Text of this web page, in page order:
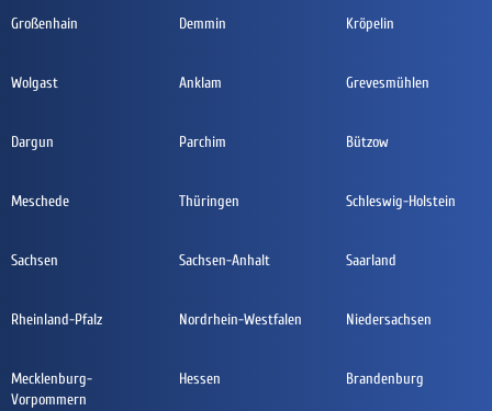
Großenhain Demmin Kröpelin
Wolgast Anklam Grevesmühlen
Dargun Parchim Bützow
Meschede Thüringen Schleswig-Holstein
Sachsen Sachsen-Anhalt Saarland
Rheinland-Pfalz Nordrhein-Westfalen Niedersachsen
Mecklenburg-
Vorpommern
Hessen Brandenburg